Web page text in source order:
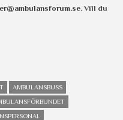
. Vill du
AMBULANSBUSS